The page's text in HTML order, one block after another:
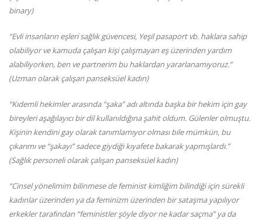
binary)
“Evli insanların eşleri sağlık güvencesi, Yeşil pasaport vb. haklara sahip
olabiliyor ve kamuda çalışan kişi çalışmayan eş üzerinden yardım
alabiliyorken, ben ve partnerim bu haklardan yararlanamıyoruz.”
(Uzman olarak çalışan panseksüel kadın)
“Kıdemli hekimler arasında “şaka” adı altında başka bir hekim için gay
bireyleri aşağılayıcı bir dil kullanıldığına şahit oldum. Gülenler olmuştu.
Kişinin kendini gay olarak tanımlamıyor olması bile mümkün, bu
çıkarımı ve “şakayı” sadece giydiği kıyafete bakarak yapmışlardı.”
(Sağlık personeli olarak çalışan panseksüel kadın)
“Cinsel yönelimim bilinmese de feminist kimliğim bilindiği için sürekli
kadınlar üzerinden ya da feminizm üzerinden bir sataşma yapılıyor
erkekler tarafından “feministler şöyle diyor ne kadar saçma” ya da